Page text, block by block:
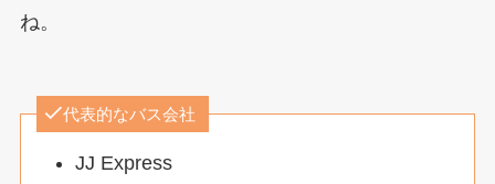
ね。
代表的なバス会社
JJ Express